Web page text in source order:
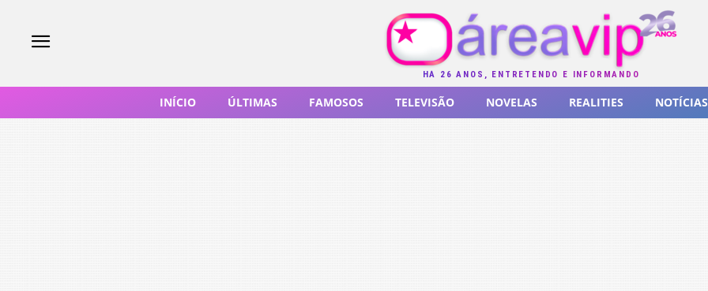
HÁ 26 ANOS, ENTRETENDO E INFORMANDO
INÍCIO ÚLTIMAS FAMOSOS TELEVISÃO NOVELAS REALITIES NOTÍCIAS